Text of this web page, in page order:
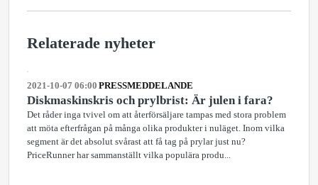
Relaterade nyheter
2021-10-07 06:00 PRESSMEDDELANDE
Diskmaskinskris och prylbrist: Är julen i fara?
Det råder inga tvivel om att återförsäljare tampas med stora problem
att möta efterfrågan på många olika produkter i nuläget. Inom vilka
segment är det absolut svårast att få tag på prylar just nu?
PriceRunner har sammanställt vilka populära produ...